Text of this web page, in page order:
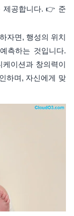
제공합니다. 👉 준
자면, 행성의 위치
측하는 것입니다.
이션과 창의력이
하며, 자신에게 맞